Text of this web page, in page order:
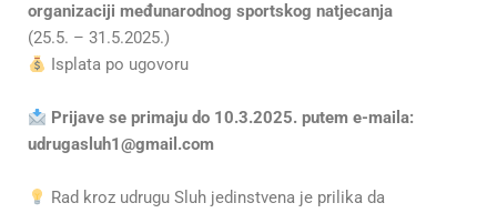
organizaciji međunarodnog sportskog natjecanja
(25.5. – 31.5.2025.)
Isplata po ugovoru
Prijave se primaju do 10.3.2025. putem e-maila:
udrugasluh1@gmail.com
Rad kroz udrugu Sluh jedinstvena je prilika da